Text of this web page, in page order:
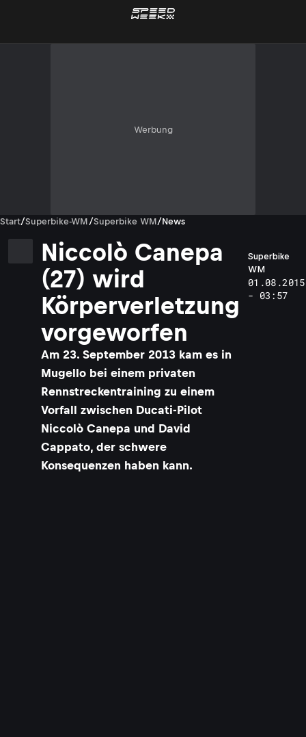
Werbung
Start/Superbike-WM /Superbike WM/News
Niccolò Canepa
(27) wird
Körperverletzung
vorgeworfen
Am 23. September 2013 kam es in
Mugello bei einem privaten
Rennstreckentraining zu einem
Vorfall zwischen Ducati-Pilot
Niccolò Canepa und David
Cappato, der schwere
Konsequenzen haben kann.
Superbike
WM
01.08.2015
- 03:57